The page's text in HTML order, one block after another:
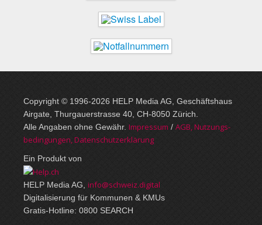
Copyright © 1996-2026 HELP Media AG, Geschäftshaus
Airgate, Thurgauer­strasse 40, CH-8050 Zürich.
Alle Angaben ohne Gewähr. Im­pres­sum / AGB, Nut­zungs­
bedin­gungen, Daten­schutz­er­klärung
Ein Produkt von
HELP Media AG, info@schweiz.digital
Digitalisierung für Kommunen & KMUs
Gratis-Hotline: 0800 SEARCH